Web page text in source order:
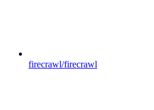
firecrawl/firecrawl